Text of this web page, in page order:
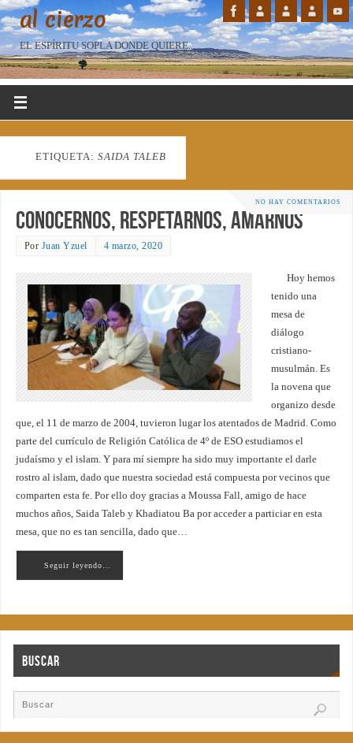
al cierzo
EL ESPÍRITU SOPLA DONDE QUIERE...
ETIQUETA: SAIDA TALEB
NO HAY COMENTARIOS
Conocernos, respetarnos, amarnos
Por Juan Yzuel 4 marzo, 2020
Hoy hemos
tenido una
mesa de
diálogo
cristiano-
musulmán. Es
la novena que
organizo desde
que, el 11 de marzo de 2004, tuvieron lugar los atentados de Madrid. Como
parte del currículo de Religión Católica de 4º de ESO estudiamos el
judaísmo y el islam. Y para mí siempre ha sido muy importante el darle
rostro al islam, dado que nuestra sociedad está compuesta por vecinos que
comparten esta fe. Por ello doy gracias a Moussa Fall, amigo de hace
muchos años, Saida Taleb y Khadiatou Ba por acceder a particiar en esta
mesa, que no es tan sencilla, dado que…
Seguir leyendo…
Buscar